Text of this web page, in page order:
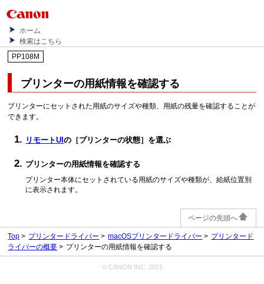
ホーム
検索はこちら
PP108M
プリンターの用紙情報を確認する
プリンターにセットされた用紙のサイズや種類、用紙の残量を確認することが
できます。
リモートUIの ［プリンターの状態］ を選ぶ
プリンターの用紙情報を確認する
プリンター本体にセットされている用紙のサイズや種類が、給紙位置別
に表示されます。
ページの先頭へ
Top プリンタードライバー macOSプリンタードライバー
プリンタード
ライバーの概要
プリンターの用紙情報を確認する
© CANON INC. 2021